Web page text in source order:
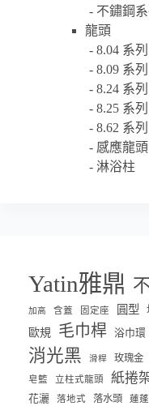
不鏽鋼系
龍頭
8.04 系列
8.09 系列
8.24 系列
8.25 系列
8.62 系列
感應龍頭
淋浴柱
Yatin雅鼎
加高 含蓋 固定座 圓型
歐規
毛巾桿 浴巾環
消光黑 滑桿 玫瑰金
皂籃 立柱式龍頭 紙捲
花灑
落地式 落水頭 蓮